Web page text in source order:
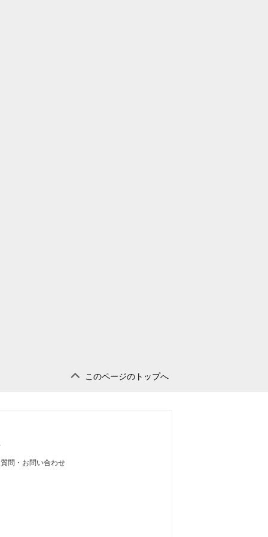
このページのトップへ
問・お問い合わせ